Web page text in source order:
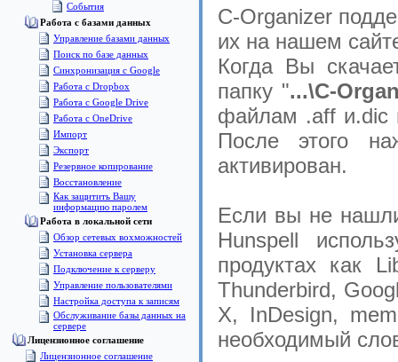
События
Pабота с базами данных
Управление базами данных
Поиск по базе данных
Синхронизация с Google
Работа с Dropbox
Работа с Google Drive
Работа с OneDrive
Импорт
Экспорт
Pезервное копирование
Восстановление
Как защитить Вашу
информацию паролем
Работа в локальной сети
Обзор сетевых вохможностей
Установка сервера
Подключение к серверу
Управление пользователями
Настройка доступа к записям
Обслуживание базы данных на
сервере
Лицензионное соглашение
Лицензионное соглашение
C-Organizer
их на нашем
Когда Вы
папку "...\C-
файлам .aff и.dic
После этого
активирован.
Если вы не
Hunspell
продуктах как
Thunderbird,
X, InDesign,
необходимый